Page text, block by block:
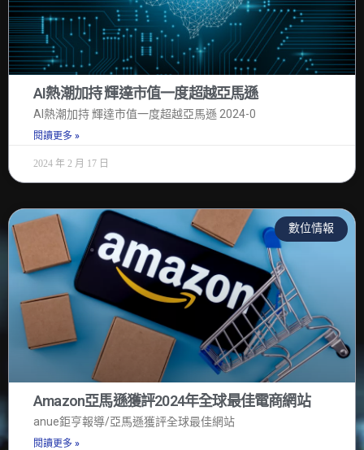
AI熱潮加持 輝達市值一度超越亞馬遜
AI熱潮加持 輝達市值一度超越亞馬遜 2024-0
閱讀更多 »
2024 年 2 月 17 日
數位情報
Amazon亞馬遜獲評2024年全球最佳電商網站
anue鉅亨報導/亞馬遜獲評全球最佳網站
閱讀更多 »